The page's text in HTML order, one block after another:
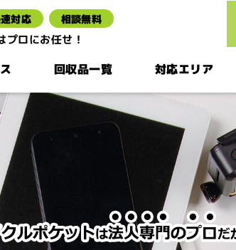
対応 相談無料
ロにお任せ！
回収品一覧 対応エリア